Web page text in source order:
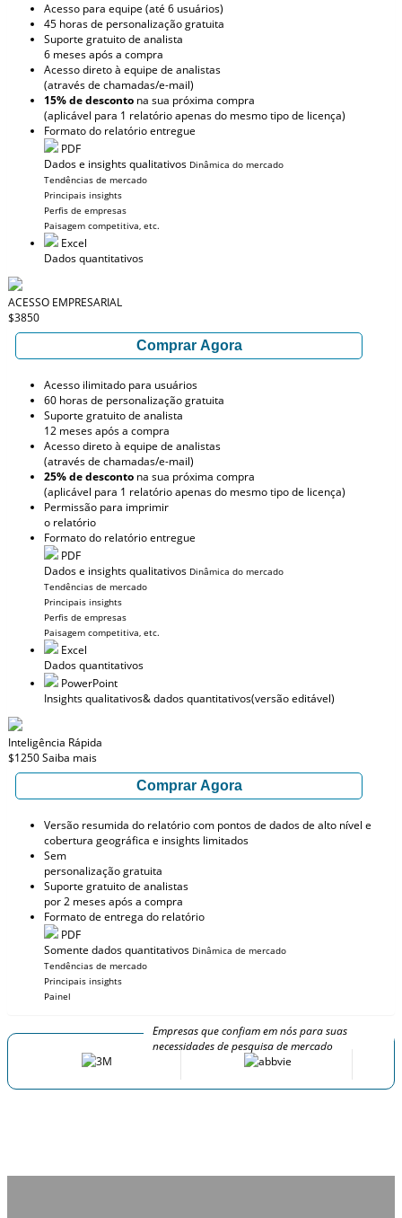
Acesso para equipe (até 6 usuários)
45 horas de personalização gratuita
Suporte gratuito de analista
6 meses após a compra
Acesso direto à equipe de analistas
(através de chamadas/e-mail)
15% de desconto na sua próxima compra
(aplicável para 1 relatório apenas do mesmo tipo de licença)
Formato do relatório entregue
PDF
Dados e insights qualitativos Dinâmica do mercado
Tendências de mercado
Principais insights
Perfis de empresas
Paisagem competitiva, etc.
Excel
Dados quantitativos
ACESSO EMPRESARIAL
$3850
Comprar Agora
Acesso ilimitado para usuários
60 horas de personalização gratuita
Suporte gratuito de analista
12 meses após a compra
Acesso direto à equipe de analistas
(através de chamadas/e-mail)
25% de desconto na sua próxima compra
(aplicável para 1 relatório apenas do mesmo tipo de licença)
Permissão para imprimir
o relatório
Formato do relatório entregue
PDF
Dados e insights qualitativos Dinâmica do mercado
Tendências de mercado
Principais insights
Perfis de empresas
Paisagem competitiva, etc.
Excel
Dados quantitativos
PowerPoint
Insights qualitativos& dados quantitativos(versão editável)
Inteligência Rápida
$1250Saiba mais
Comprar Agora
Versão resumida do relatório com pontos de dados de alto nível e
cobertura geográfica e insights limitados
Sem
personalização gratuita
Suporte gratuito de analistas
por 2 meses após a compra
Formato de entrega do relatório
PDF
Somente dados quantitativos Dinâmica de mercado
Tendências de mercado
Principais insights
Painel
Empresas que confiam em nós para suas
necessidades de pesquisa de mercado